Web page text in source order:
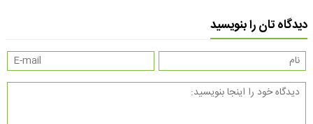
دیدگاه تان را بنویسید